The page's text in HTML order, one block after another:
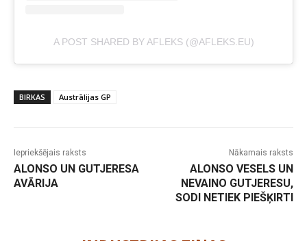
A POST SHARED BY AFLEKS (@AFLEKS.EU)
BIRKAS Austrālijas GP
Iepriekšējais raksts
ALONSO UN GUTJERESA
AVĀRIJA
Nākamais raksts
ALONSO VESELS UN
NEVAINO GUTJERESU,
SODI NETIEK PIEŠĶIRTI